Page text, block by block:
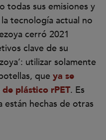
todas sus emisiones y
tecnología actual no
cerró 2021
clave de su
utilizar solamente
que ya se
plástico rPET. Es
están hechas de otras